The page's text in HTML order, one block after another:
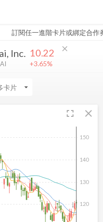
訂閱任一進階卡片或綁定合作
Inc.
AI
10.22
+3.65%
close
arrow_drop_down
fullscreen close
120
130
140
150